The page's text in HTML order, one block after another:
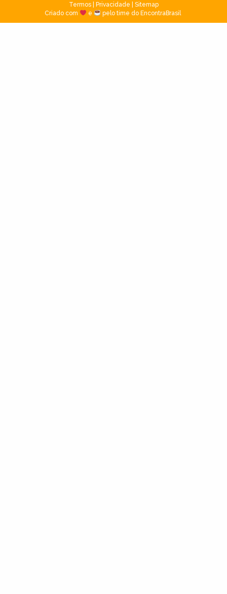
Termos| Privacidade
Sitemap
Criado com
e pelo time do EncontraBrasil